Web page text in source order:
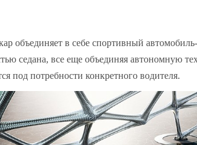
объединяет в себе спортивный
седана, все еще объединяя автономную
под потребности конкретного водителя.